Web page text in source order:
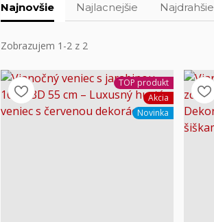
Najnovšie Najlacnejšie Najdrahšie
Zobrazujem 1-2 z 2
TOP produkt
Akcia
Novinka